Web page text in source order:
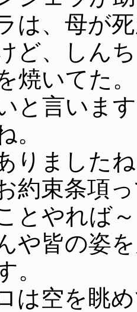
は、母が
ど、しん
焼いてた
と言いま
りました
約束条項
とやれば
や皆の姿
。
は空を眺